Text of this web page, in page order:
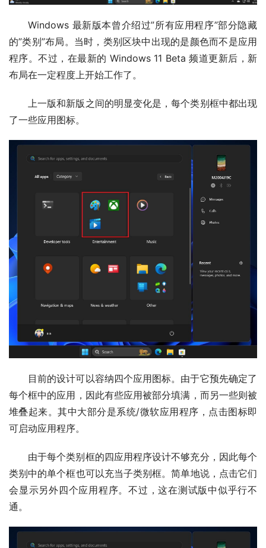
Windows 最新版本曾介绍过”所有应用程序”部分隐藏
的”类别”布局。当时，类别区块中出现的是颜色而不是应用
程序。不过，在最新的 Windows 11 Beta 频道更新后，新
布局在一定程度上开始工作了。
上一版和新版之间的明显变化是，每个类别框中都出现
了一些应用图标。
目前的设计可以容纳四个应用图标。由于它预先确定了
每个框中的应用，因此有些应用被部分填满，而另一些则被
堆叠起来。其中大部分是系统/微软应用程序，点击图标即
可启动应用程序。
由于每个类别框的四应用程序设计不够充分，因此每个
类别中的单个框也可以充当子类别框。简单地说，点击它们
会显示另外四个应用程序。不过，这在测试版中似乎行不
通。